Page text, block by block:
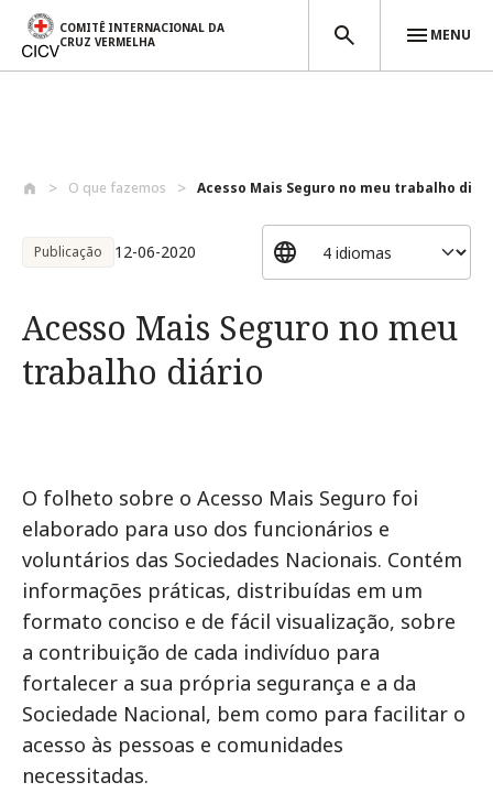
COMITÊ INTERNACIONAL DA
CRUZ VERMELHA
MENU
O que fazemos Acesso Mais Seguro no meu trabalho
Publicação 12-06-2020
Acesso Mais Seguro no meu
trabalho diário
O folheto sobre o Acesso Mais Seguro foi
elaborado para uso dos funcionários e
voluntários das Sociedades Nacionais. Contém
informações práticas, distribuídas em um
formato conciso e de fácil visualização, sobre
a contribuição de cada indivíduo para
fortalecer a sua própria segurança e a da
Sociedade Nacional, bem como para facilitar o
acesso às pessoas e comunidades
necessitadas.